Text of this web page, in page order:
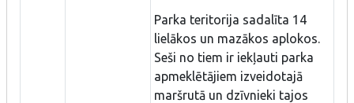
Parka teritorija sadalīta 14
lielākos un mazākos aplokos.
Seši no tiem ir iekļauti parka
apmeklētājiem izveidotajā
maršrutā un dzīvnieki tajos